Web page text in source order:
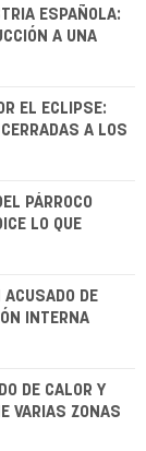
ESPAÑOLA:
A UNA
EL ECLIPSE:
A LOS
PÁRROCO
LO QUE
DE
INTERNA
DE CALOR Y
VARIAS ZONAS